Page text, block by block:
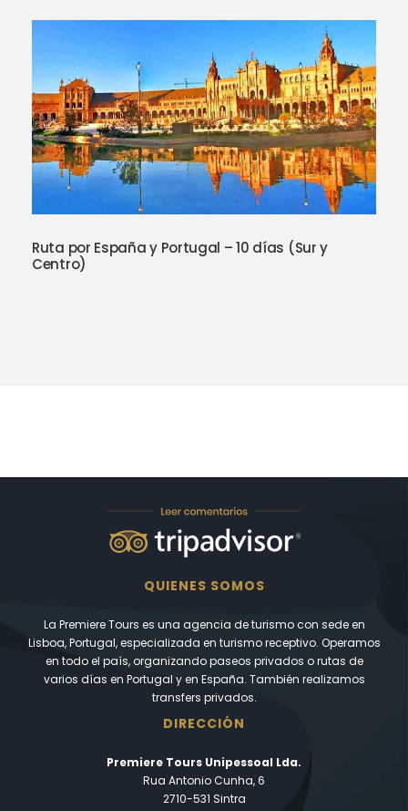
Ruta por España y Portugal – 10 días (Sur y
Centro)
QUIENES SOMOS
La Premiere Tours es una agencia de turismo con sede en
Lisboa, Portugal, especializada en turismo receptivo. Operamos
en todo el país, organizando paseos privados o rutas de
varios días en Portugal y en España. También realizamos
transfers privados.
DIRECCIÓN
Premiere Tours Unipessoal Lda.
Rua Antonio Cunha, 6
2710-531 Sintra